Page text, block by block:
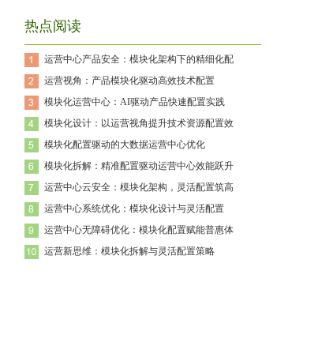
热点阅读
运营中心产品安全：模块化架构下的精细化配
运营视角：产品模块化驱动高效技术配置
模块化运营中心：AI驱动产品快速配置实践
模块化设计：以运营视角提升技术资源配置效
模块化配置驱动的大数据运营中心优化
模块化拆解：精准配置驱动运营中心效能跃升
运营中心云安全：模块化架构，灵活配置筑高
运营中心系统优化：模块化设计与灵活配置
运营中心无障碍优化：模块化配置赋能普惠体
运营新思维：模块化拆解与灵活配置策略